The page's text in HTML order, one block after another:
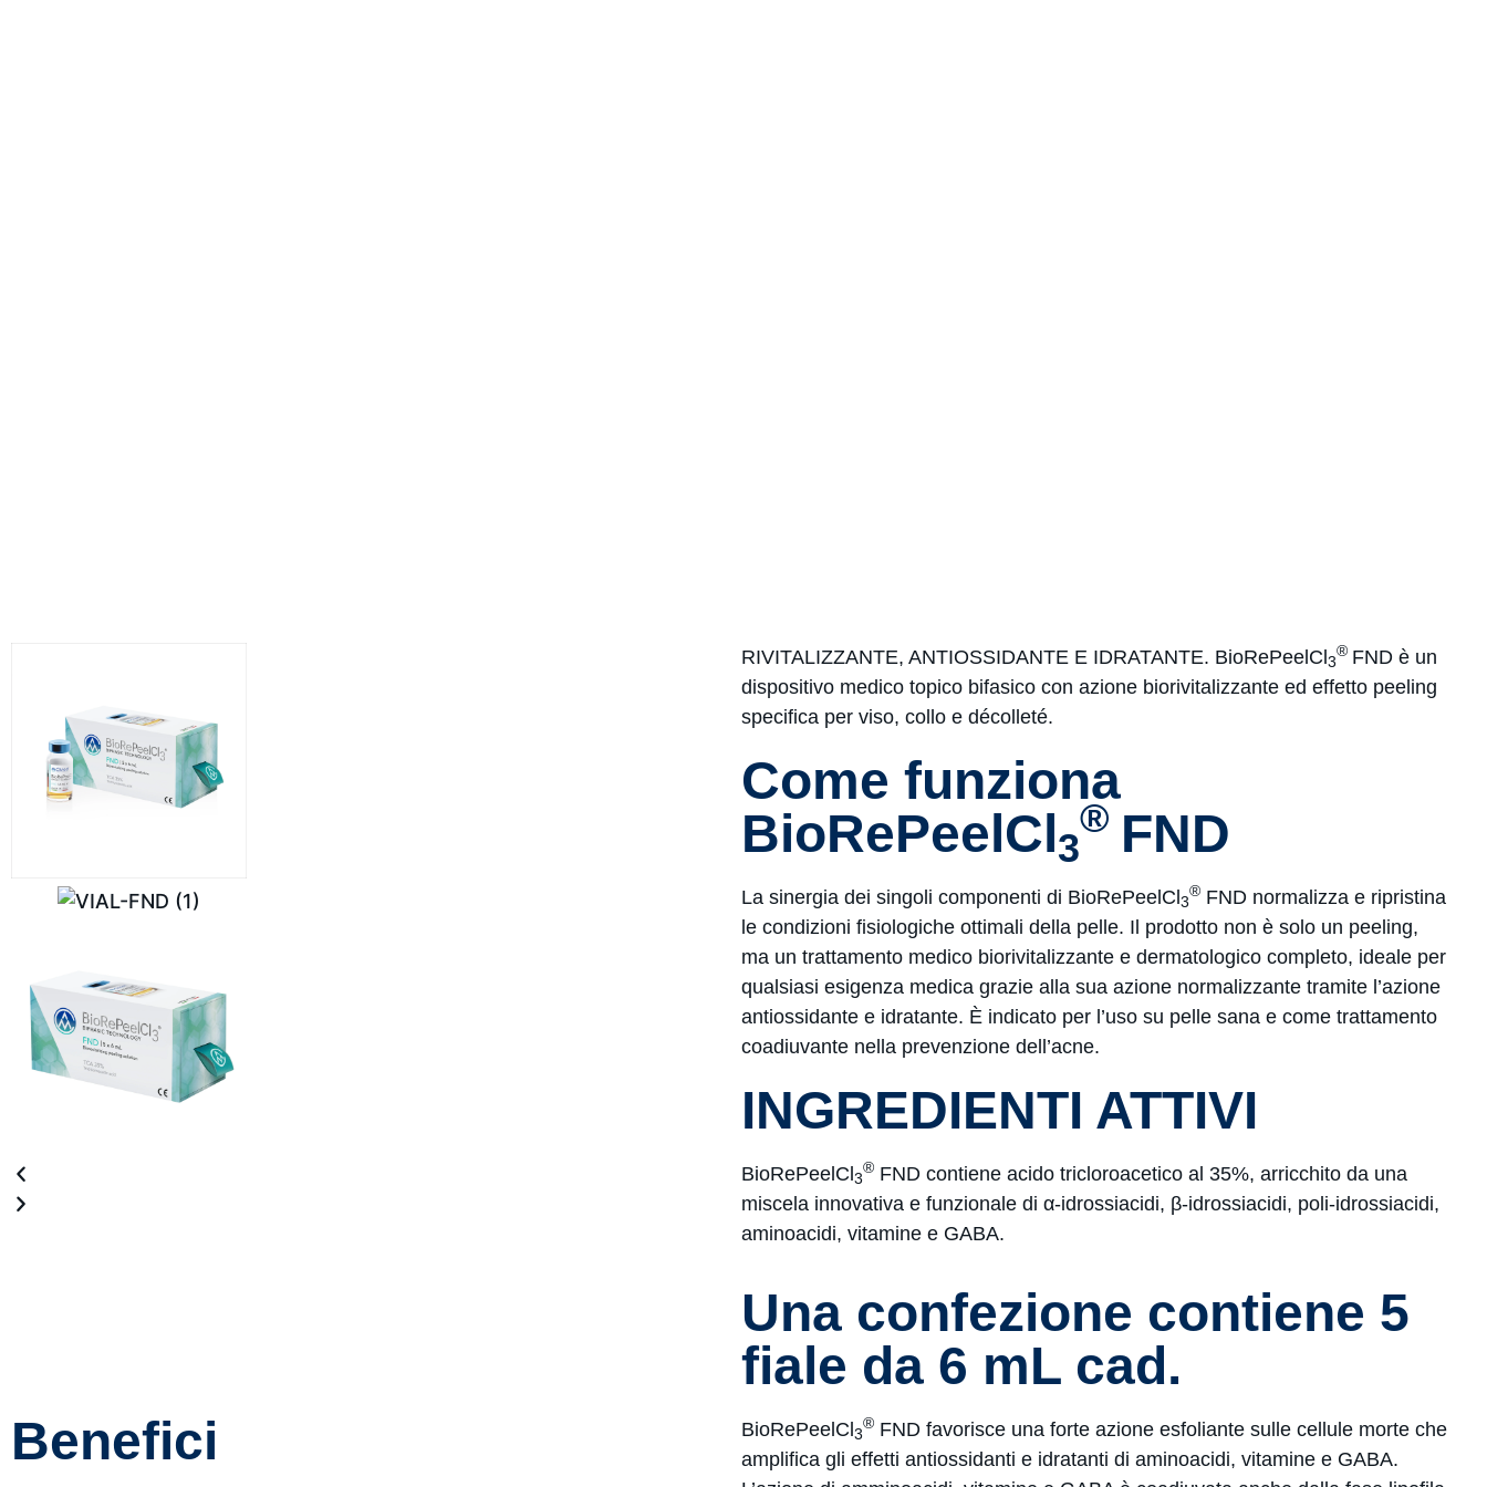
RIVITALIZZANTE, ANTIOSSIDANTE E IDRATANTE. BioRePeelCl3
® FND è un
dispositivo medico topico bifasico con azione biorivitalizzante ed effetto peeling
specifica per viso, collo e décolleté.
Come funziona
BioRePeelCl3
® FND
La sinergia dei singoli componenti di BioRePeelCl3
® FND normalizza e ripristina
le condizioni fisiologiche ottimali della pelle. Il prodotto non è solo un peeling,
ma un trattamento medico biorivitalizzante e dermatologico completo, ideale per
qualsiasi esigenza medica grazie alla sua azione normalizzante tramite l’azione
antiossidante e idratante. È indicato per l’uso su pelle sana e come trattamento
coadiuvante nella prevenzione dell’acne.
INGREDIENTI ATTIVI
BioRePeelCl3
® FND contiene acido tricloroacetico al 35%, arricchito da una
miscela innovativa e funzionale di α-idrossiacidi, β-idrossiacidi, poli-idrossiacidi,
aminoacidi, vitamine e GABA.
Una confezione contiene 5
fiale da 6 mL cad.
Benefici
BioRePeelCl3
® FND favorisce una forte azione esfoliante sulle cellule morte che
amplifica gli effetti antiossidanti e idratanti di aminoacidi, vitamine e GABA.